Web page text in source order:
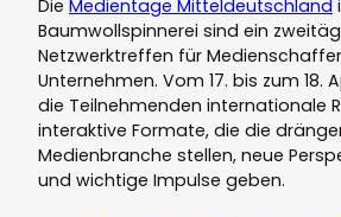
Die Medientage Mitteldeutschland
Baumwollspinnerei sind ein
Netzwerktreffen für
Unternehmen. Vom 17. bis zum 18.
die Teilnehmenden internationale
interaktive Formate, die die
Medienbranche stellen, neue
und wichtige Impulse geben.